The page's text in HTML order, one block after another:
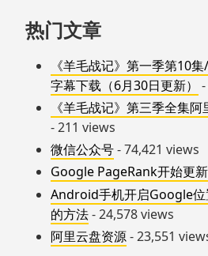
热门文章
《羊毛战记》第一季第10
字幕下载（6月30日更新）
《羊毛战记》第三季全集
- 211 views
微信公众号- 74,421 views
Google PageRank开始更新
Android手机开启Google位
的方法- 24,578 views
阿里云盘资源- 23,551